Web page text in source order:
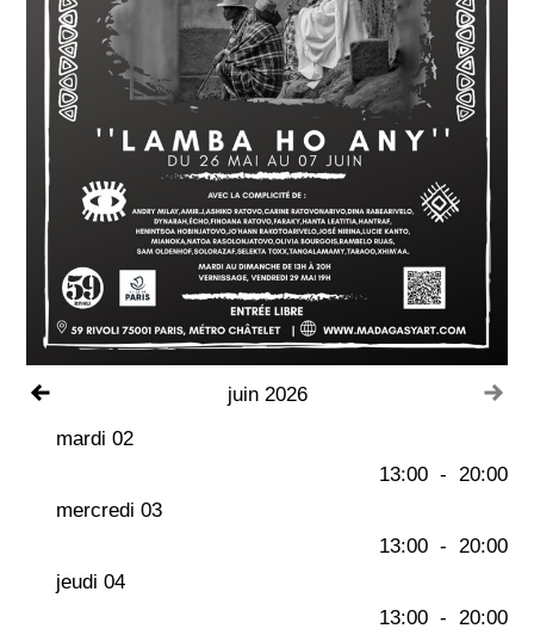
Voir le mois précédentjuin 2026
mardi 02
13:00 - 20:00
mercredi 03
13:00 - 20:00
jeudi 04
13:00 - 20:00